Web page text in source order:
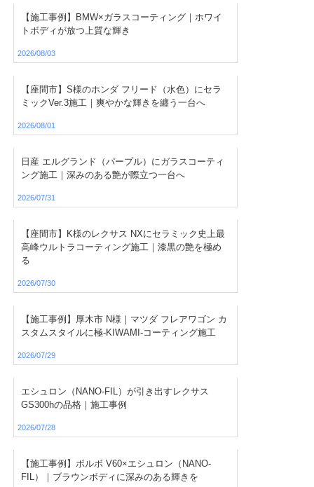
【施工事例】BMW×ガラスコーティング｜ホワイ
トボディが放つ上質な輝き
2026/08/03
【座間市】S様のホンダ フリード（水色）にセラ
ミックVer.3施工｜爽やかな輝きを纏う一台へ
2026/08/01
日産 エルグランド（パープル）にガラスコーティ
ング施工｜深みのある艶が際立つ一台へ
2026/07/31
【座間市】K様のレクサス NXにセラミック史上最
高峰ウルトラコーティング施工｜漆黒の艶を極め
る
2026/07/30
【施工事例】厚木市 N様｜マツダ フレアワゴン カ
スタムスタイルに極-KIWAMI-コーティング施工
2026/07/29
エシュロン（NANO-FIL）が引き出すレクサス
GS300hの品格｜施工事例
2026/07/28
【施工事例】ボルボ V60×エシュロン（NANO-
FIL）｜ブラウンボディに深みのある輝きを